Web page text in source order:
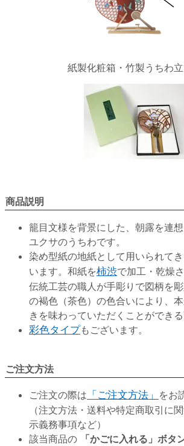
紙製化粧箱・竹製うちわ
商品説明
籠目文様を背景にした、朝露を連
ユクサのうちわです。
染め型紙の地紙として用いられて
います。和紙を柿渋で加工・乾燥
伝統工芸の職人が手彫りで図柄を
の褐色（茶色）の色合いにより、
きを味わっていただくことができる
彩色タイプもございます。
ご注文方法
ご注文の際は 「ご注文方法」 をお
（注文方法・送料や特定商取引に
示義務事項など）
該当商品の
「かごに入れる」ボタ